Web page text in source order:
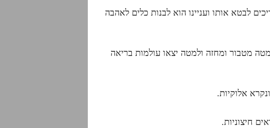
לבטא אותו ועניינו הוא לבנות כלים לאהבה
מטבור ומחזה ולמטה יצאו עולמות בריאה
אלוקיות.
חיצוניות.